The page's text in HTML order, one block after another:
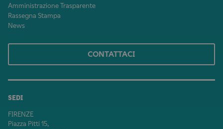
Amministrazione Trasparente
Rassegna Stampa
News
SEDI
FIRENZE
Piazza Pitti 15,
CONTATTACI